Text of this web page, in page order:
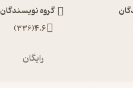
گروه نویسندگان
4.6
(
336
)
رایگان